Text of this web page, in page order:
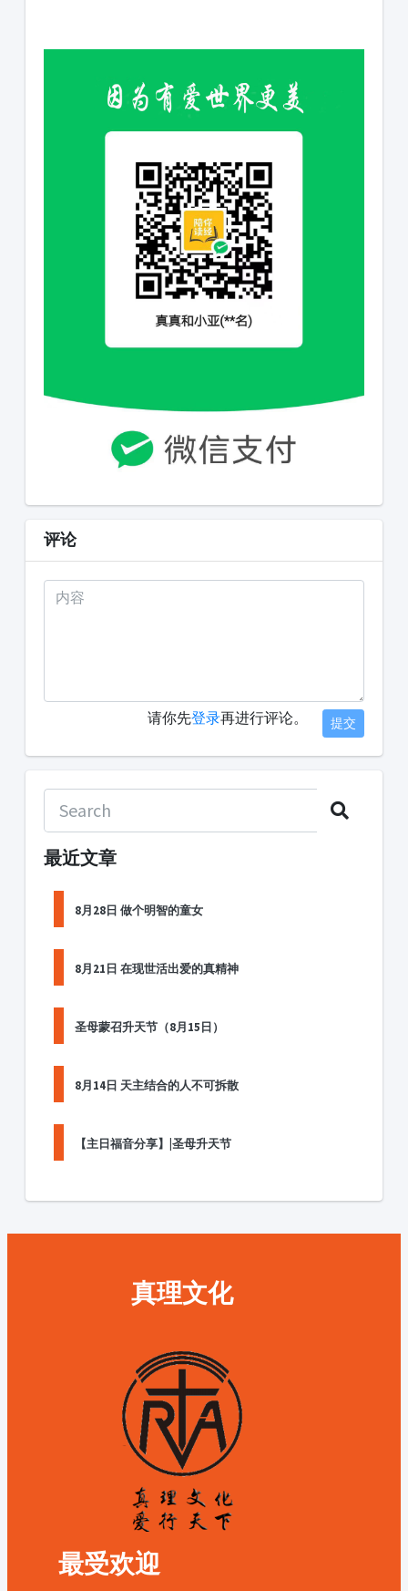
评论
请你先登录再进行评论。 提交
最近文章
8月28日 做个明智的童女
8月21日 在现世活出爱的真精神
圣母蒙召升天节（8月15日）
8月14日 天主结合的人不可拆散
【主日福音分享】|圣母升天节
真理文化
最受欢迎